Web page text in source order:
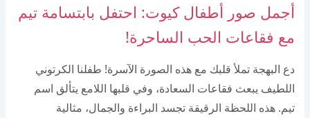
أجمل صور أطفال كيوت: احتفل بابتسامة تيم
مع فقاعات الحب الساحرة!
دع البهجة تملأ قلبك مع هذه الصورة الآسرة! طفلنا الكرتوني
اللطيف يبعث فقاعات السعادة، وفي قلبها اللامع يتألق اسم
تيم. هذه اللحظة الرقيقة تجسد البراءة والجمال، مثالية